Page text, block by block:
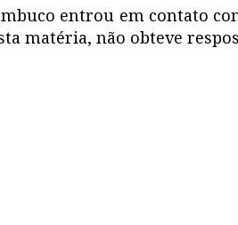
entrou em contato
matéria, não obteve